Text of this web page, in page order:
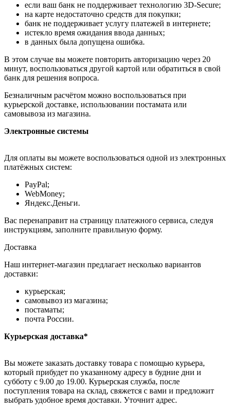
если ваш банк не поддерживает технологию 3D-Secure;
на карте недостаточно средств для покупки;
банк не поддерживает услугу платежей в интернете;
истекло время ожидания ввода данных;
в данных была допущена ошибка.
В этом случае вы можете повторить авторизацию через 20
минут, воспользоваться другой картой или обратиться в свой
банк для решения вопроса.
Безналичным расчётом можно воспользоваться при
курьерской доставке, использовании постамата или
самовывоза из магазина.
Электронные системы
Для оплаты вы можете воспользоваться одной из электронных
платёжных систем:
PayPal;
WebMoney;
Яндекс.Деньги.
Вас перенаправит на страницу платежного сервиса, следуя
инструкциям, заполните правильную форму.
Доставка
Наш интернет-магазин предлагает несколько вариантов
доставки:
курьерская;
самовывоз из магазина;
постаматы;
почта России.
Курьерская доставка*
Вы можете заказать доставку товара с помощью курьера,
который прибудет по указанному адресу в будние дни и
субботу с 9.00 до 19.00. Курьерская служба, после
поступления товара на склад, свяжется с вами и предложит
выбрать удобное время доставки. Уточнит адрес.